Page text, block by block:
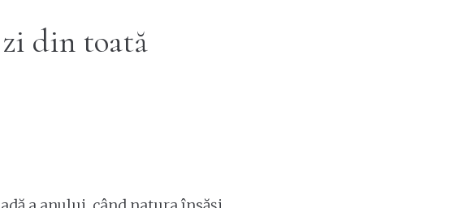
din toată